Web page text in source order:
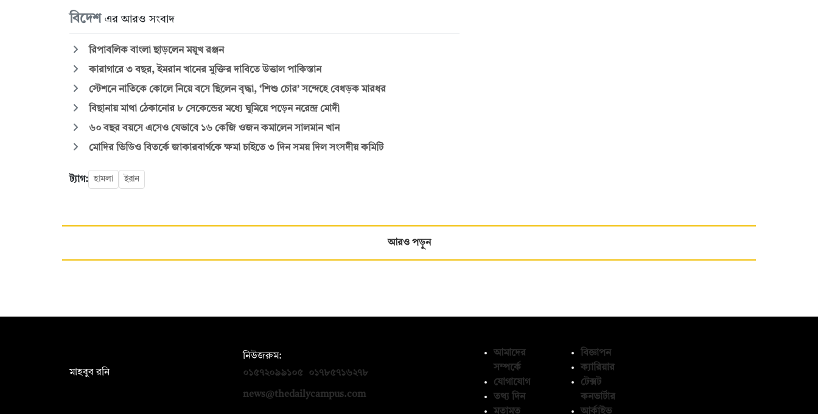
বিদেশ এর আরও সংবাদ
রিপাবলিক বাংলা ছাড়লেন ময়ূখ রঞ্জন
কারাগারে ৩ বছর, ইমরান খানের মুক্তির দাবিতে উত্তাল পাকিস্তান
স্টেশনে নাতিকে কোলে নিয়ে বসে ছিলেন বৃদ্ধা, ‘শিশু চোর’ সন্দেহে বেধড়ক মারধর
বিছানায় মাথা ঠেকানোর ৮ সেকেন্ডের মধ্যে ঘুমিয়ে পড়েন নরেন্দ্র মোদী
৬০ বছর বয়সে এসেও যেভাবে ১৬ কেজি ওজন কমালেন সালমান খান
মোদির ভিডিও বিতর্কে জাকারবার্গকে ক্ষমা চাইতে ৩ দিন সময় দিল সংসদীয় কমিটি
ট্যাগ: হামলা ইরান
আরও পড়ুন
মাহবুব রনি
নিউজরুম:
০১৫৭২০৯৯১০৫
০১৭৮৫৭১৬২৭৮
news@thedailycampus.com
আমাদের
সম্পর্কে
যোগাযোগ
তথ্য দিন
মতামত
বিজ্ঞাপন
ক্যারিয়ার
টেক্সট
কনভার্টার
আর্কাইভ